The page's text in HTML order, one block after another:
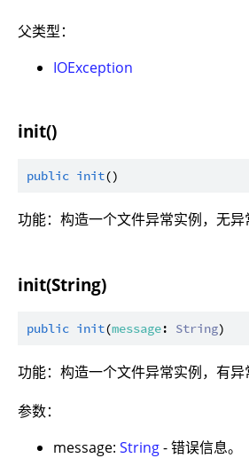
父类型：
IOException
init()
public init
功能：构造一个文件异常实例，无异
init(String)
public init(message: String
功能：构造一个文件异常实例，有异
参数：
message: String- 错误信息。